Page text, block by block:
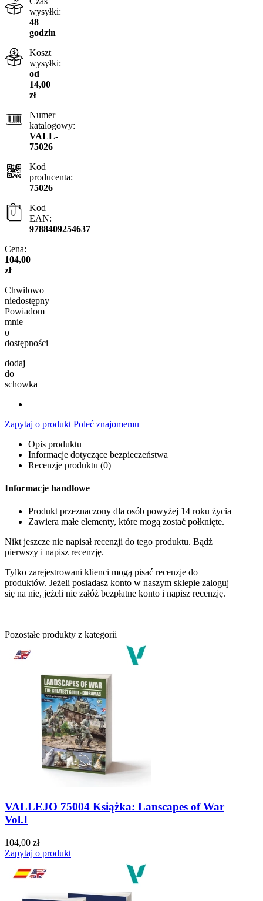
wysyłki:
48
godzin
Koszt
wysyłki:
od
14,00
zł
Numer
katalogowy:
VALL-
75026
Kod
producenta:
75026
Kod
EAN:
9788409254637
Cena:
104,00
zł
Chwilowo
niedostępny
Powiadom
mnie
o
dostępności
dodaj
do
schowka
Zapytaj o produkt Poleć znajomemu
Opis produktu
Informacje dotyczące bezpieczeństwa
Recenzje produktu (0)
Informacje handlowe
Produkt przeznaczony dla osób powyżej 14 roku życia
Zawiera małe elementy, które mogą zostać połknięte.
Nikt jeszcze nie napisał recenzji do tego produktu. Bądź
pierwszy i napisz recenzję.
Tylko zarejestrowani klienci mogą pisać recenzje do
produktów. Jeżeli posiadasz konto w naszym sklepie zaloguj
się na nie, jeżeli nie załóż bezpłatne konto i napisz recenzję.
Pozostałe produkty z kategorii
VALLEJO 75004 Książka: Lanscapes of War
Vol.I
104,00 zł
Zapytaj o produkt